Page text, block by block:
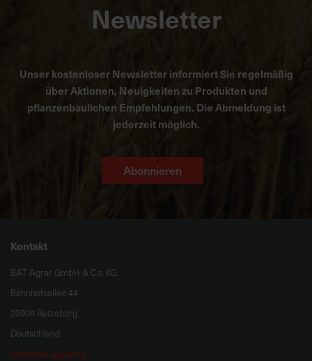
Newsletter
Unser kostenloser Newsletter informiert Sie regelmäßig
über Aktionen, Neuigkeiten zu Produkten und
pflanzenbaulichen Empfehlungen. Die Abmeldung ist
jederzeit möglich.
Abonnieren
Kontakt
BAT Agrar GmbH & Co. KG
Bahnhofsallee 44
23909 Ratzeburg
Deutschland
info@bat-agrar.de